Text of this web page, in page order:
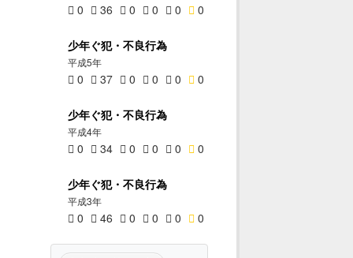
0 36 0 0 0 0
少年ぐ犯・不良行為
平成5年
0 37 0 0 0 0
少年ぐ犯・不良行為
平成4年
0 34 0 0 0 0
少年ぐ犯・不良行為
平成3年
0 46 0 0 0 0